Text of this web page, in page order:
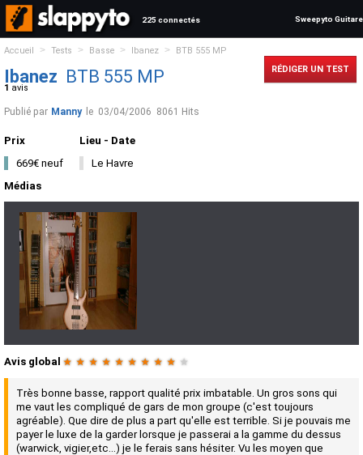
225 connectés Sweepyto Guitare
Accueil > Tests > Basse > Ibanez > BTB 555 MP
Ibanez BTB 555 MP
1 avis
RÉDIGER UN TEST
Publié par Manny le 03/04/2006 8061 Hits
Prix
669€ neuf
Lieu - Date
Le Havre
Médias
Avis global ★ ★ ★ ★ ★ ★ ★ ★ ★ ★
Très bonne basse, rapport qualité prix imbatable. Un gros sons qui
me vaut les compliqué de gars de mon groupe (c'est toujours
agréable). Que dire de plus a part qu'elle est terrible. Si je pouvais me
payer le luxe de la garder lorsque je passerai a la gamme du dessus
(warwick, vigier,etc...) je le ferais sans hésiter. Vu les moyen que